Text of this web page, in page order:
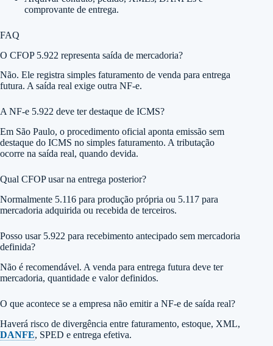
comprovante de entrega.
FAQ
O CFOP 5.922 representa saída de mercadoria?
Não. Ele registra simples faturamento de venda para entrega
futura. A saída real exige outra NF-e.
A NF-e 5.922 deve ter destaque de ICMS?
Em São Paulo, o procedimento oficial aponta emissão sem
destaque do ICMS no simples faturamento. A tributação
ocorre na saída real, quando devida.
Qual CFOP usar na entrega posterior?
Normalmente 5.116 para produção própria ou 5.117 para
mercadoria adquirida ou recebida de terceiros.
Posso usar 5.922 para recebimento antecipado sem mercadoria
definida?
Não é recomendável. A venda para entrega futura deve ter
mercadoria, quantidade e valor definidos.
O que acontece se a empresa não emitir a NF-e de saída real?
Haverá risco de divergência entre faturamento, estoque, XML,
DANFE, SPED e entrega efetiva.